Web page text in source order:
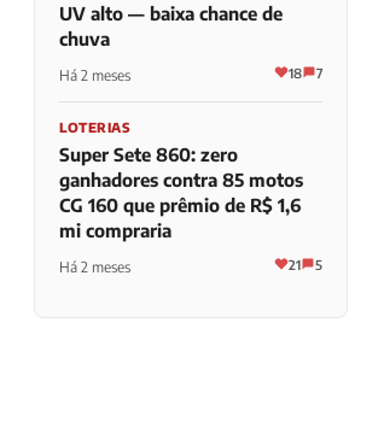
UV alto — baixa chance de
chuva
Há 2 meses 18 7
LOTERIAS
Super Sete 860: zero
ganhadores contra 85 motos
CG 160 que prêmio de R$ 1,6
mi compraria
Há 2 meses 21 5